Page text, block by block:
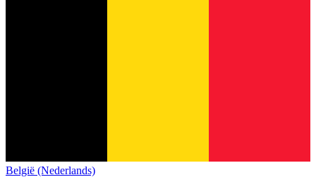
België (Nederlands)